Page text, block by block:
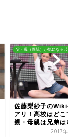
父・母（両親）が気になる芸能人
佐藤梨紗子のWikiや
アリ！高校はどこで
親・母親は兄弟はい
2017年9